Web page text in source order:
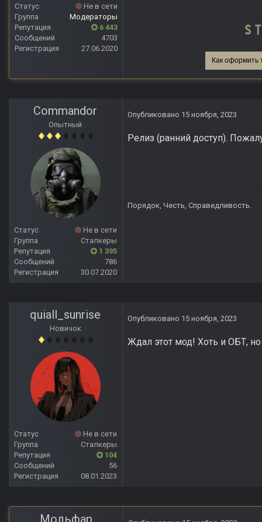
Статус
Не в сети
Группа
Модераторы
Репутация
6 443
Сообщений
4703
Регистрация
27.06.2020
Как оформить
Commandor
Опытный
Статус
Не в сети
Группа
Сталкеры
Репутация
1 395
Сообщений
786
Регистрация
30.07.2020
Опубликовано 15 ноября, 2023
Релиз (ранний доступ).
Порядок, Честь, Справедливость.
quiall_sunrise
Новичок
Статус
Не в сети
Группа
Сталкеры
Репутация
104
Сообщений
56
Регистрация
08.01.2023
Опубликовано 15 ноября, 2023
Ждал этот мод! Хоть и ОБТ, но